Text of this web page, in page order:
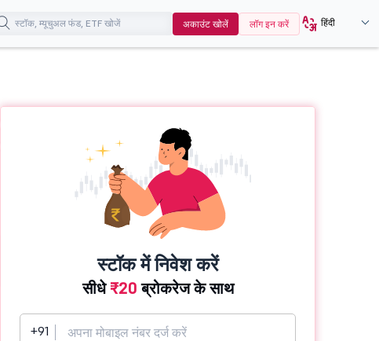
अकाउंट खोलें लॉग इन करें हिंदी
स्टॉक में निवेश करें
सीधे₹20ब्रोकरेज के साथ
+91